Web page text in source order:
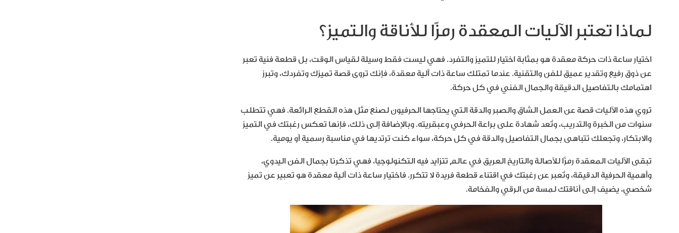
لماذا تعتبر الآليات المعقدة رمزًا للأناقة والتميز؟
اختيار ساعة ذات حركة معقدة هو بمثابة اختيار للتميز والتفرد. فهي ليست فقط وسيلة لقياس الوقت، بل قطعة فنية تعبر
عن ذوق رفيع وتقدير عميق للفن والتقنية. عندما تمتلك ساعة ذات آلية معقدة، فإنك تروى قصة تميزك وتفردك، وتبرز
اهتمامك بالتفاصيل الدقيقة والجمال الفني في كل حركة.
تروي هذه الآليات قصة عن العمل الشاق والصبر والدقة التي يحتاجها الحرفيون لصنع مثل هذه القطع الرائعة. فهي تتطلب
سنوات من الخبرة والتدريب، وتُعد شهادة على براعة الحرفي وعبقريته. وبالإضافة إلى ذلك، فإنها تعكس رغبتك في التميز
والابتكار، وتجعلك تتباهى بجمال التفاصيل والدقة في كل حركة، سواء كنت ترتديها في مناسبة رسمية أو يومية.
تبقى الآليات المعقدة رمزًا للأصالة والتاريخ العريق في عالم تتزايد فيه التكنولوجيا، فهي تذكرنا بجمال الفن اليدوي،
وأهمية الحرفية الدقيقة، وتُعبر عن رغبتك في اقتناء قطعة فريدة لا تتكرر. فاختيار ساعة ذات آلية معقدة هو تعبير عن تميز
شخصي، يضيف إلى أناقتك لمسة من الرقي والفخامة.